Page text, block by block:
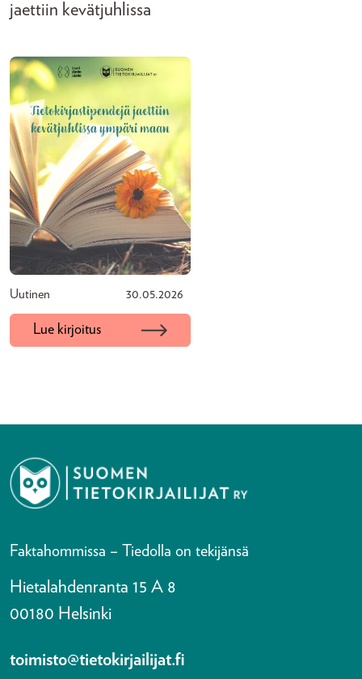
jaettiin kevätjuhlissa
Uutinen 30.05.2026
Lue kirjoitus
Faktahommissa – Tiedolla on tekijänsä
Hietalahdenranta 15 A 8
00180 Helsinki
toimisto@tietokirjailijat.fi